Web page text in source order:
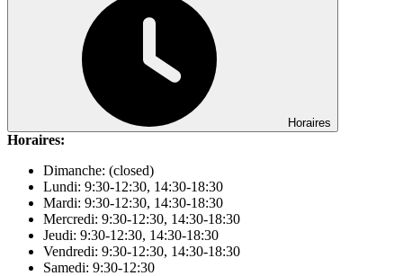
Horaires
Horaires:
Dimanche: (closed)
Lundi: 9:30-12:30, 14:30-18:30
Mardi: 9:30-12:30, 14:30-18:30
Mercredi: 9:30-12:30, 14:30-18:30
Jeudi: 9:30-12:30, 14:30-18:30
Vendredi: 9:30-12:30, 14:30-18:30
Samedi: 9:30-12:30